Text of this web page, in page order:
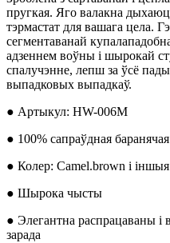
пругкая. Яго валакна
тэрмастат для вашага цела.
сегментаванай
адзеннем воўны і шырокай
спалучэнне, лепш за ўсё
выпадковых выпадкаў.
● Артыкул: HW-006M
● 100% сапраўдная
● Колер: Camel.brown і
● Шырока чысты
● Элегантна распрацаваны і
зарада